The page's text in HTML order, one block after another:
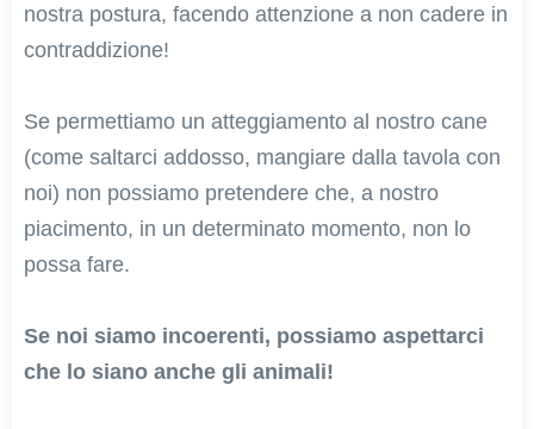
nostra postura, facendo attenzione a non cadere in
contraddizione!
Se permettiamo un atteggiamento al nostro cane
(come saltarci addosso, mangiare dalla tavola con
noi) non possiamo pretendere che, a nostro
piacimento, in un determinato momento, non lo
possa fare.
Se noi siamo incoerenti, possiamo aspettarci
che lo siano anche gli animali!